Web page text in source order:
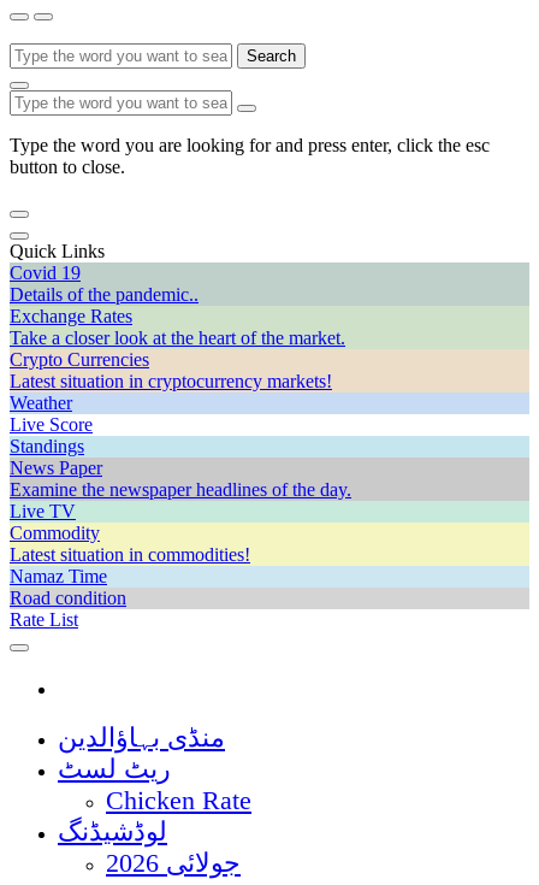
Search
Type the word you are looking for and press enter, click the esc
button to close.
Quick Links
Covid 19
Details of the pandemic..
Exchange Rates
Take a closer look at the heart of the market.
Crypto Currencies
Latest situation in cryptocurrency markets!
Weather
Live Score
Standings
News Paper
Examine the newspaper headlines of the day.
Live TV
Commodity
Latest situation in commodities!
Namaz Time
Road condition
Rate List
منڈی بہاؤالدین
ریٹ لسٹ
Chicken Rate
لوڈشیڈنگ
جولائی 2026